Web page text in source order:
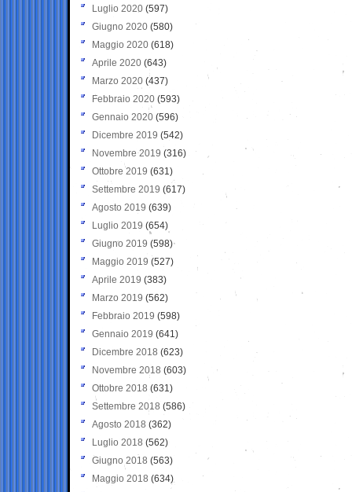
Luglio 2020 (597)
Giugno 2020 (580)
Maggio 2020 (618)
Aprile 2020 (643)
Marzo 2020 (437)
Febbraio 2020 (593)
Gennaio 2020 (596)
Dicembre 2019 (542)
Novembre 2019 (316)
Ottobre 2019 (631)
Settembre 2019 (617)
Agosto 2019 (639)
Luglio 2019 (654)
Giugno 2019 (598)
Maggio 2019 (527)
Aprile 2019 (383)
Marzo 2019 (562)
Febbraio 2019 (598)
Gennaio 2019 (641)
Dicembre 2018 (623)
Novembre 2018 (603)
Ottobre 2018 (631)
Settembre 2018 (586)
Agosto 2018 (362)
Luglio 2018 (562)
Giugno 2018 (563)
Maggio 2018 (634)